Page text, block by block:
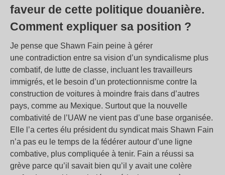
faveur de cette politique douanière.
Comment expliquer sa position ?
Je pense que Shawn Fain peine à gérer
une contradiction entre sa vision d’un syndicalisme plus
combatif, de lutte de classe, incluant les travailleurs
immigrés, et le besoin d’un protectionnisme contre la
construction de voitures à moindre frais dans d’autres
pays, comme au Mexique. Surtout que la nouvelle
combativité de l’UAW ne vient pas d’une base organisée.
Elle l’a certes élu président du syndicat mais Shawn Fain
n’a pas eu le temps de la fédérer autour d’une ligne
combative, plus compliquée à tenir. Fain a réussi sa
grève parce qu’il savait bien qu’il y avait une colère